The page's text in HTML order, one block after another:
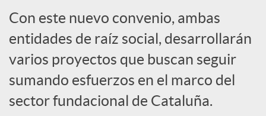
o
c
i
Con este nuevo convenio, ambas
entidades de raíz social, desarrollarán
varios proyectos que buscan seguir
sumando esfuerzos en el marco del
sector fundacional de Cataluña.